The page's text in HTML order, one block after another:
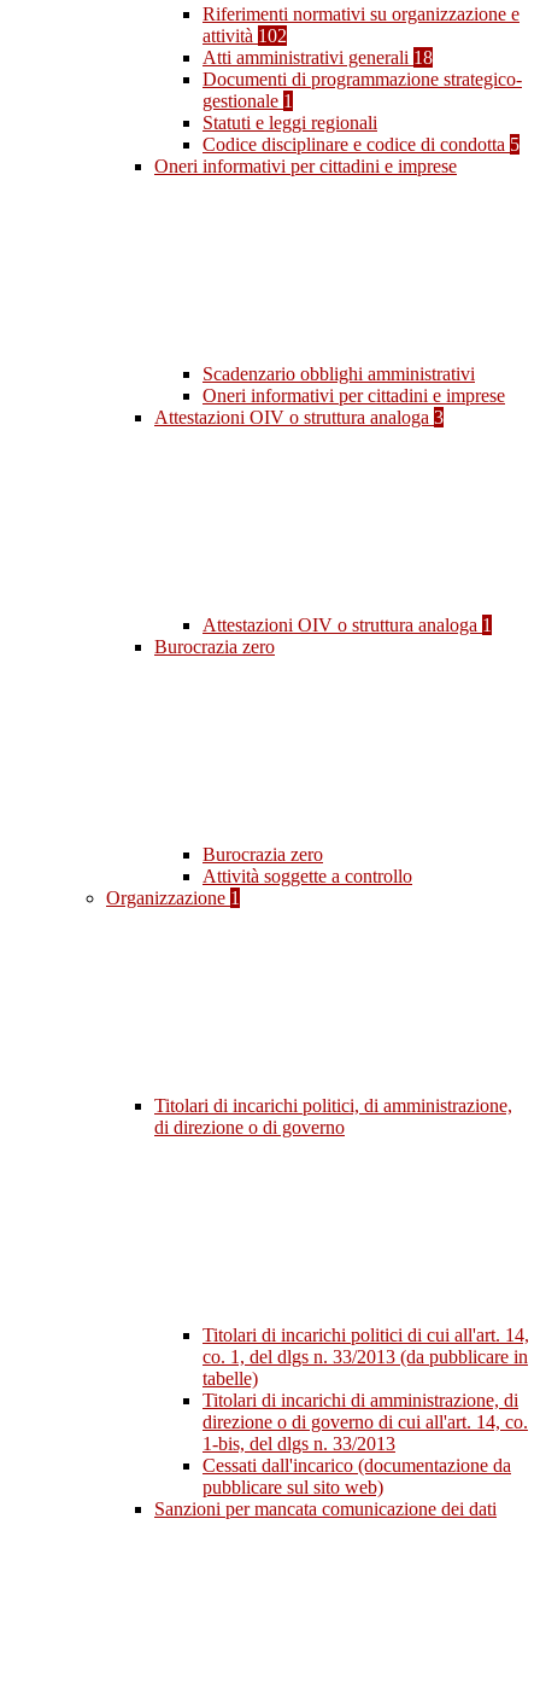
Riferimenti normativi su organizzazione e
attività 102
Atti amministrativi generali 18
Documenti di programmazione strategico-
gestionale 1
Statuti e leggi regionali
Codice disciplinare e codice di condotta 5
Oneri informativi per cittadini e imprese
Scadenzario obblighi amministrativi
Oneri informativi per cittadini e imprese
Attestazioni OIV o struttura analoga 3
Attestazioni OIV o struttura analoga 1
Burocrazia zero
Burocrazia zero
Attività soggette a controllo
Organizzazione 1
Titolari di incarichi politici, di amministrazione,
di direzione o di governo
Titolari di incarichi politici di cui all'art. 14,
co. 1, del dlgs n. 33/2013 (da pubblicare in
tabelle)
Titolari di incarichi di amministrazione, di
direzione o di governo di cui all'art. 14, co.
1-bis, del dlgs n. 33/2013
Cessati dall'incarico (documentazione da
pubblicare sul sito web)
Sanzioni per mancata comunicazione dei dati